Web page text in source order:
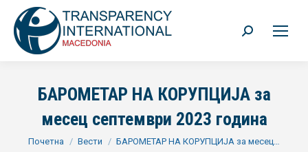
Search:
БАРОМЕТАР НА КОРУПЦИЈА за
месец септември 2023 година
You are here:
Почетна Вести БАРОМЕТАР НА КОРУПЦИЈА за месец…